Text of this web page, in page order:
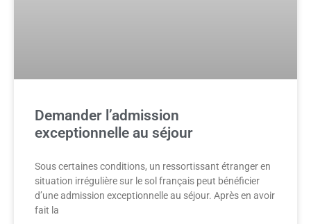
Demander l’admission
exceptionnelle au séjour
Sous certaines conditions, un ressortissant étranger en
situation irrégulière sur le sol français peut bénéficier
d’une admission exceptionnelle au séjour. Après en avoir
fait la